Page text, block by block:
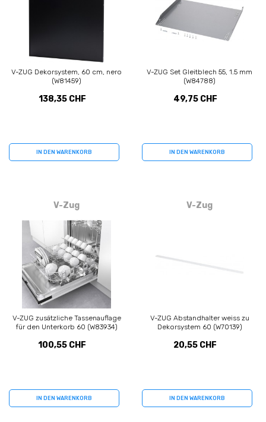
V-ZUG Dekorsystem, 60 cm, nero
(W81459)
138,35 CHF
IN DEN WARENKORB
V-ZUG Set Gleitblech 55, 1.5 mm
(W84788)
49,75 CHF
IN DEN WARENKORB
V-Zug
V-ZUG zusätzliche Tassenauflage
für den Unterkorb 60 (W83934)
100,55 CHF
IN DEN WARENKORB
V-Zug
V-ZUG Abstandhalter weiss zu
Dekorsystem 60 (W70139)
20,55 CHF
IN DEN WARENKORB